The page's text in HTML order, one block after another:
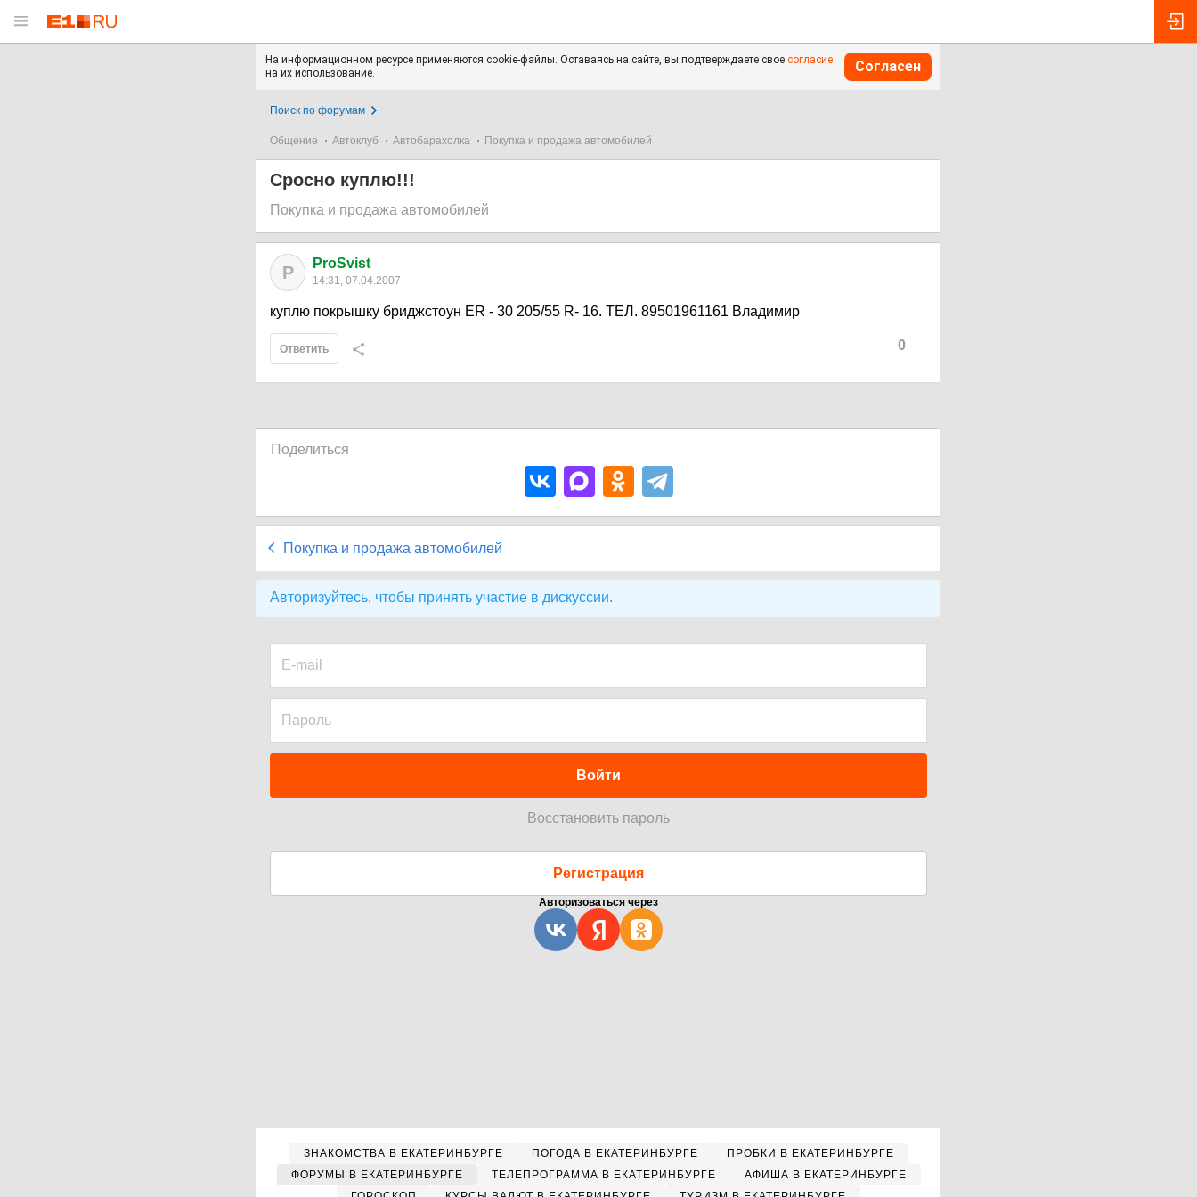
На информационном ресурсе применяются cookie-файлы. Оставаясь на сайте, вы подтверждаете свое согласие
на их использование.
Согласен
Поиск по форумам
Общение Автоклуб Автобарахолка Покупка и продажа автомобилей
Сросно куплю!!!
Покупка и продажа автомобилей
P ProSvist
14:31, 07.04.2007
куплю покрышку бриджстоун ER - 30 205/55 R- 16. ТЕЛ. 89501961161 Владимир
0
Ответить
Поделиться
Покупка и продажа автомобилей
Авторизуйтесь, чтобы принять участие в дискуссии.
Войти
Восстановить пароль
Регистрация
Авторизоваться через
ЗНАКОМСТВА В ЕКАТЕРИНБУРГЕ ПОГОДА В ЕКАТЕРИНБУРГЕ
ПРОБКИ В ЕКАТЕРИНБУРГЕ
ФОРУМЫ В ЕКАТЕРИНБУРГЕ
ТЕЛЕПРОГРАММА В ЕКАТЕРИНБУРГЕ
АФИША В ЕКАТЕРИНБУРГЕ